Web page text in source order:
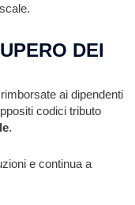
DEI
ai dipendenti
codici tributo
.
e continua a